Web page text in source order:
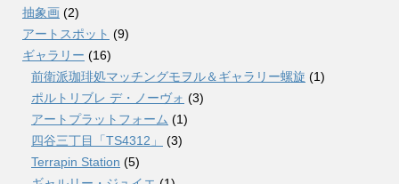
抽象画 (2)
アートスポット (9)
ギャラリー (16)
前衛派珈琲処マッチングモヲル＆ギャラリー螺旋 (1)
ポルトリブレ デ・ノーヴォ (3)
アートプラットフォーム (1)
四谷三丁目「TS4312」
(3)
Terrapin Station (5)